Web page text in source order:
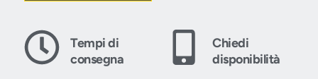
Tempi di
consegna
Chiedi
disponibilità